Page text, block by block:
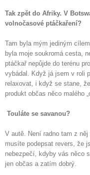
Tak zpět do Afriky. V
volnočasové ptáčkaření?
Tam byla mým jediným
byla moje soukromá cesta,
ptáčkař nepůjde do terénu
vybádal. Když já jsem v roli
relaxovat, i když se stane,
produkt občas něco malého
Touláte se savanou?
V autě. Není radno tam z
musíte podepsat revers, že
nebezpečí, kdyby vás něco
jen občas a zatím dobrý.